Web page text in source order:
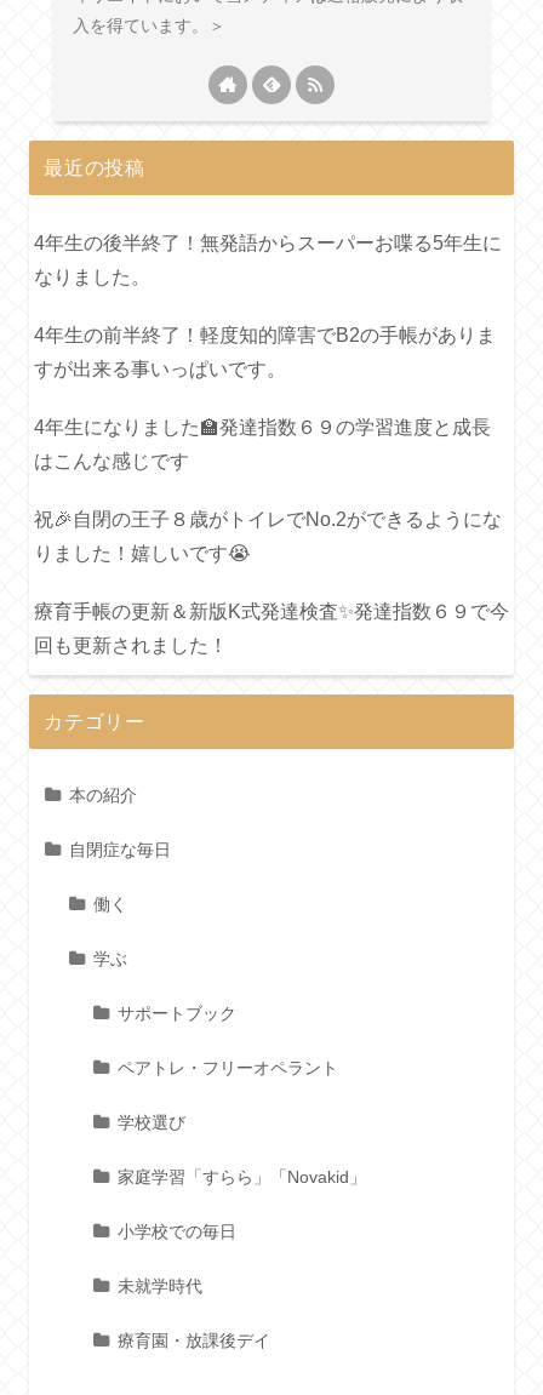
入を得ています。＞
最近の投稿
4年生の後半終了！無発語からスーパーお喋る5年生に
なりました。
4年生の前半終了！軽度知的障害でB2の手帳がありま
すが出来る事いっぱいです。
4年生になりました🏫発達指数６９の学習進度と成長
はこんな感じです
祝🎉自閉の王子８歳がトイレでNo.2ができるようにな
りました！嬉しいです😭
療育手帳の更新＆新版K式発達検査✨発達指数６９で今
回も更新されました！
カテゴリー
本の紹介
自閉症な毎日
働く
学ぶ
サポートブック
ペアトレ・フリーオペラント
学校選び
家庭学習「すらら」「Novakid」
小学校での毎日
未就学時代
療育園・放課後デイ